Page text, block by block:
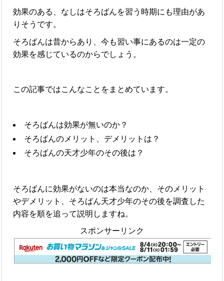
効果のある、なしはそろばんを習う時期にも理由があ
りそうです。
そろばんは昔からあり、今も習い事にあるのは一定の
効果を感じているのからでしょう。
この記事ではこんなことをまとめています。
そろばんは効果が無いのか？
そろばんのメリット、デメリットは？
そろばんの天才少年のその後は？
そろばんに効果がないのは本当なのか、そのメリット
やデメリット、そろばん天才少年のその後を調査した
内容を順を追って説明しますね。
スポンサーリンク